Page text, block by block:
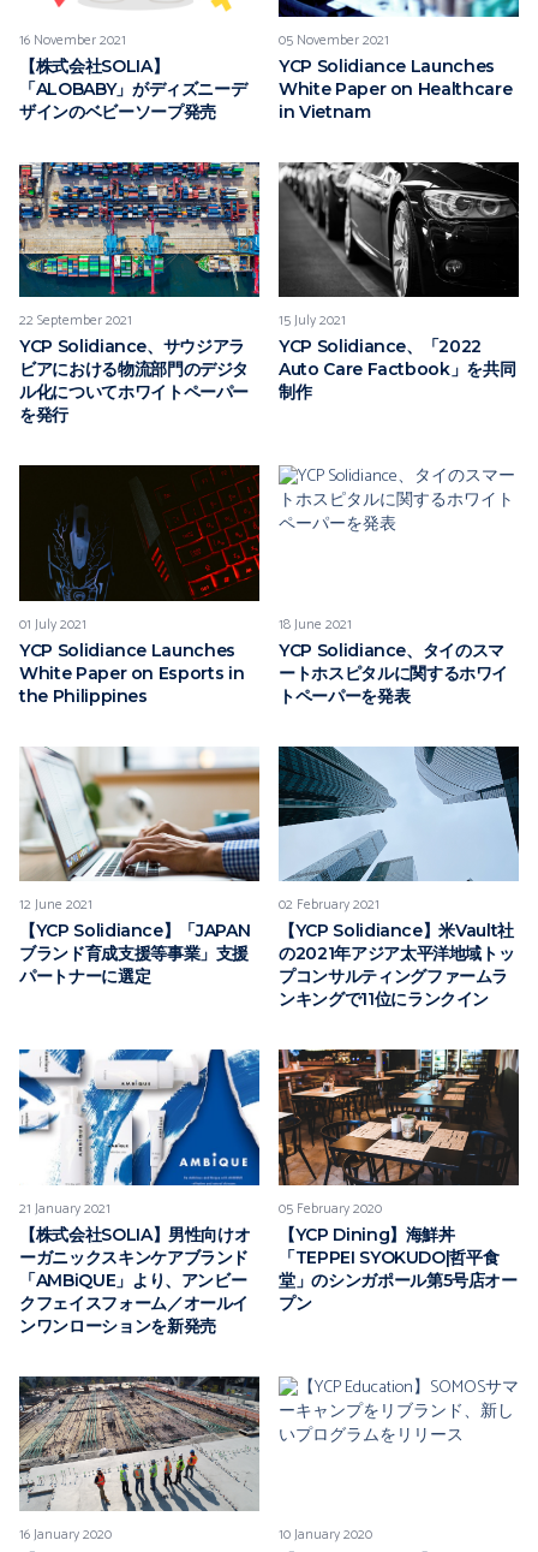
16 November 2021
【株式会社SOLIA】
「ALOBABY」がディズニーデ
ザインのベビーソープ発売
05 November 2021
YCP Solidiance Launches
White Paper on Healthcare
in Vietnam
22 September 2021
YCP Solidiance、サウジアラ
ビアにおける物流部門のデジタ
ル化についてホワイトペーパー
を発行
15 July 2021
YCP Solidiance、「2022
Auto Care Factbook」を共同
制作
01 July 2021
YCP Solidiance Launches
White Paper on Esports in
the Philippines
18 June 2021
YCP Solidiance、タイのスマ
ートホスピタルに関するホワイ
トペーパーを発表
12 June 2021
【YCP Solidiance】「JAPAN
ブランド育成支援等事業」支援
パートナーに選定
02 February 2021
【YCP Solidiance】米Vault社
の2021年アジア太平洋地域トッ
プコンサルティングファームラ
ンキングで11位にランクイン
21 January 2021
【株式会社SOLIA】男性向けオ
ーガニックスキンケアブランド
「AMBiQUE」より、アンビー
クフェイスフォーム／オールイ
ンワンローションを新発売
05 February 2020
【YCP Dining】海鮮丼
「TEPPEI SYOKUDO|哲平食
堂」のシンガポール第5号店オー
プン
16 January 2020 10 January 2020